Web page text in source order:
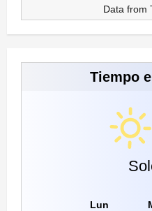
Data from
Tiempo
Lun